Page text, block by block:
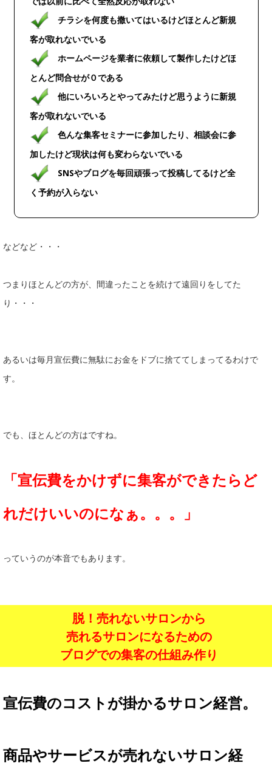
チラシを何度も撒いてはいるけどほとんど新規
客が取れないでいる
ホームページを業者に依頼して製作したけどほ
とんど問合せが０である
他にいろいろとやってみたけど思うように新規
客が取れないでいる
色んな集客セミナーに参加したり、相談会に参
加したけど現状は何も変わらないでいる
SNSやブログを毎回頑張って投稿してるけど全
く予約が入らない
などなど・・・
つまりほとんどの方が、間違ったことを続けて遠回りをしてた
り・・・
あるいは毎月宣伝費に無駄にお金をドブに捨ててしまってるわけで
す。
でも、ほとんどの方はですね。
「宣伝費をかけずに集客ができたらど
れだけいいのになぁ。。。」
っていうのが本音でもあります。
脱！売れないサロンから
売れるサロンになるための
ブログでの集客の仕組み作り
宣伝費のコストが掛かるサロン経営。
商品やサービスが売れないサロン経